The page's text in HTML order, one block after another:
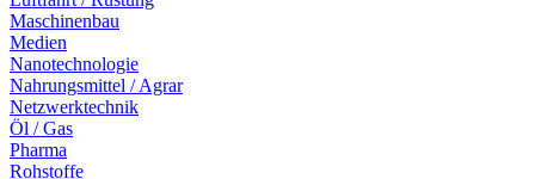
Maschinenbau
Medien
Nanotechnologie
Nahrungsmittel / Agrar
Netzwerktechnik
Öl / Gas
Pharma
Rohstoffe